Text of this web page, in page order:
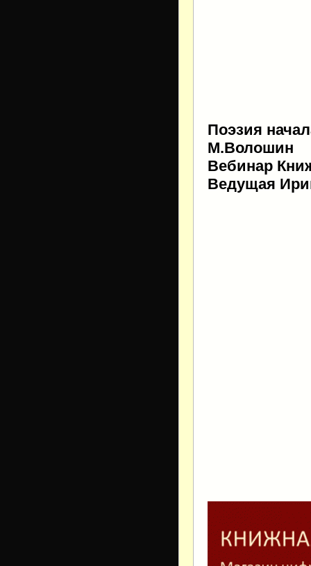
Поэзия
М.Волошин
Вебинар
Ведущая